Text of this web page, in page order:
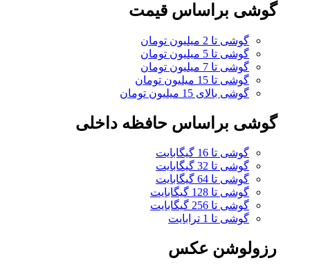
گوشی براساس قیمت
گوشی تا 2 میلیون تومان
گوشی تا 5 میلیون تومان
گوشی تا 7 میلیون تومان
گوشی تا 15 میلیون تومان
گوشی بالای 15 میلیون تومان
گوشی براساس حافظه داخلی
گوشی تا 16 گیگابایت
گوشی تا 32 گیگابایت
گوشی تا 64 گیگابایت
گوشی تا 128 گیگابایت
گوشی تا 256 گیگابایت
گوشی تا 1 ترابایت
رزولوشن عکس